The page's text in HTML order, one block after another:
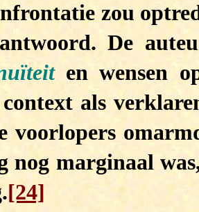
zou
De
en wensen
als
voorlopers
marginaal
[24]